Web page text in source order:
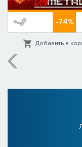
-74%
Добавить в